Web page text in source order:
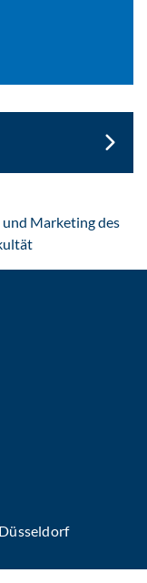
Marketing des
: Per E-Mail